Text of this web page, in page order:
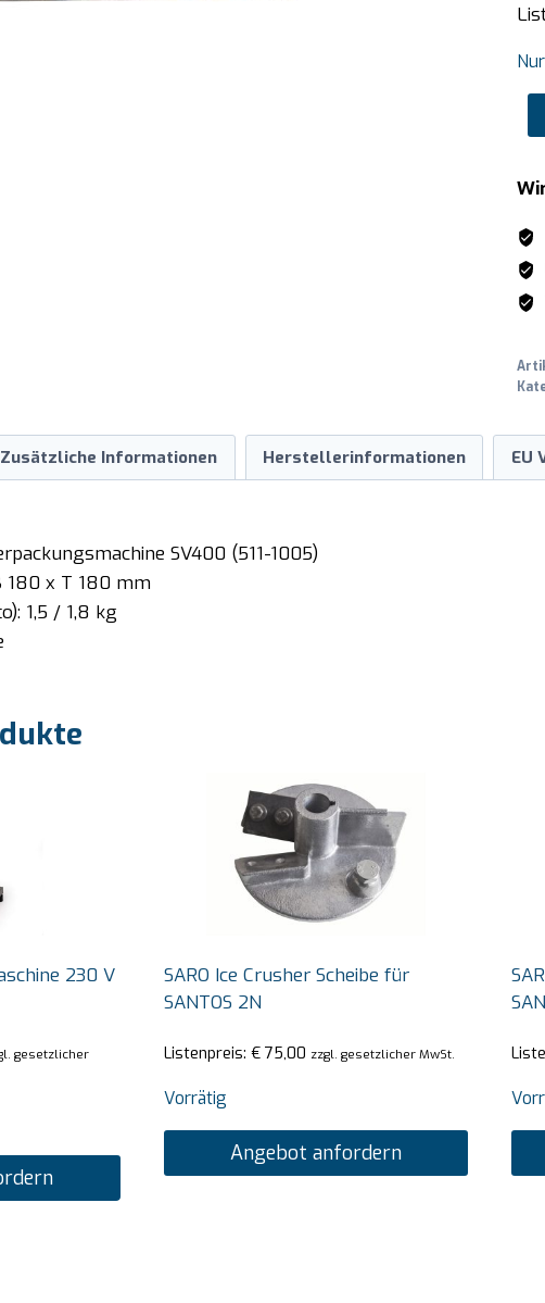
2
x
x
Zusätzliche Informationen Herstellerinformationen EU
SV400 (511-1005)
180 x T 180 mm
1,5 / 1,8 kg
230 V
gesetzlicher
SARO Ice Crusher Scheibe für
SANTOS 2N
Listenpreis: €75,00 zzgl. gesetzlicher MwSt.
Vorrätig
Angebot anfordern